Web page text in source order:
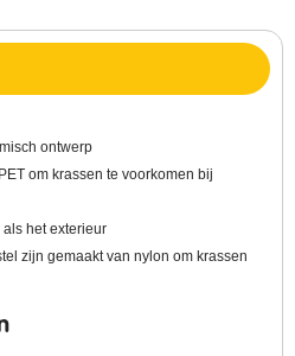
ontwerp
om krassen te voorkomen bij
het exterieur
zijn gemaakt van nylon om krassen